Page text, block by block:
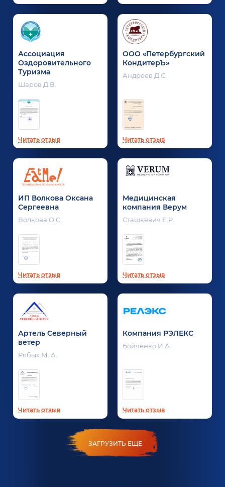
Ассоциация
Оздоровительного
Туризма
Шаров Д.В.
Читать отзыв
ООО «Петербургский
КондитерЪ»
Андреев Д.С.
Читать отзыв
ИП Волкова Оксана
Сергеевна
Волкова О.С.
Читать отзыв
Медицинская
компания Верум
Сташкевич Е.Р.
Читать отзыв
Артель Северный
ветер
Рябых М. А.
Читать отзыв
Компания РЭЛЕКС
Бойченко И.А.
Читать отзыв
ЗАГРУЗИТЬ ЕЩЕ